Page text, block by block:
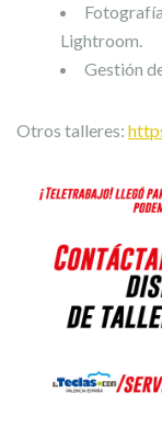
Lightroom.
Gestión
Otros talleres: